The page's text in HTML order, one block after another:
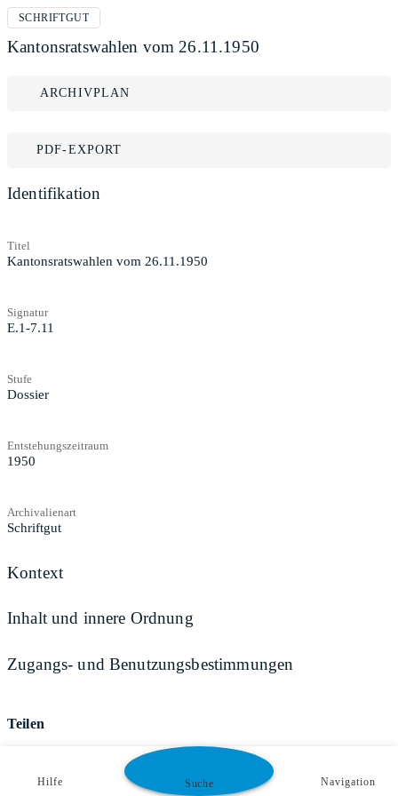
SCHRIFTGUT
Kantonsratswahlen vom 26.11.1950
ARCHIVPLAN
PDF-EXPORT
Identifikation
Titel
Kantonsratswahlen vom 26.11.1950
Signatur
E.1-7.11
Stufe
Dossier
Entstehungszeitraum
1950
Archivalienart
Schriftgut
Kontext
Inhalt und innere Ordnung
Zugangs- und Benutzungsbestimmungen
Teilen
Hilfe Suche Navigation